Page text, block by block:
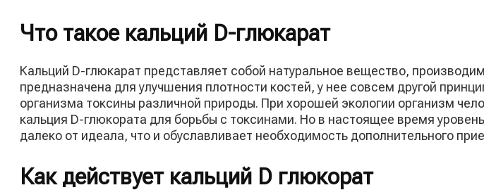
Что такое кальций D-глюкарат
Кальций D-глюкарат представляет собой натуральное вещество,
предназначена для улучшения плотности костей, у нее совсем другой
организма токсины различной природы. При хорошей экологии организм
кальция D-глюкората для борьбы с токсинами. Но в настоящее время
далеко от идеала, что и обуславливает необходимость дополнительного
Как действует кальций D глюкорат